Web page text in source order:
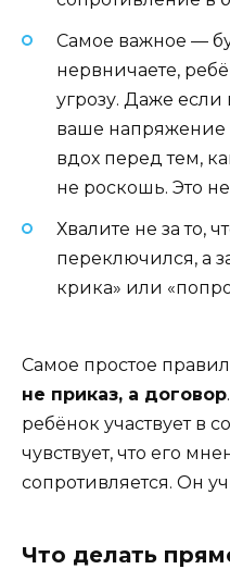
Самое важное —
нервничаете,
угрозу. Даже
ваше напряжение
вдох перед тем,
не роскошь. Это
Хвалите не за то,
переключился, а
крика» или
Самое простое
не приказ, а договор
ребёнок участвует в
чувствует, что его
сопротивляется. Он
Что делать